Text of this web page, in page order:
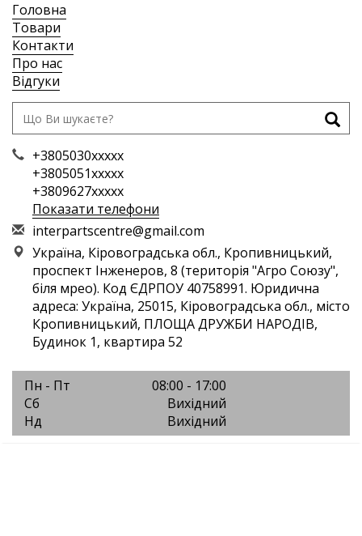
Головна
Товари
Контакти
Про нас
Відгуки
+3805030xxxxx
+3805051xxxxx
+3809627xxxxx
Показати телефони
interpartscentre@gmail.com
Україна, Кіровоградська обл., Кропивницький,
проспект Інженеров, 8 (територія "Агро Союзу",
біля мрео). Код ЄДРПОУ 40758991. Юридична
адреса: Україна, 25015, Кіровоградська обл., місто
Кропивницький, ПЛОЩА ДРУЖБИ НАРОДІВ,
Будинок 1, квартира 52
Пн - Пт
08:00 - 17:00
Сб
Вихідний
Нд
Вихідний